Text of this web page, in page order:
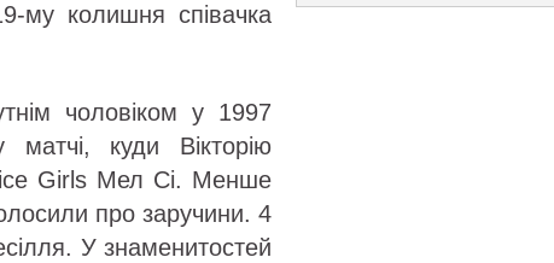
му колишня співачка
чоловіком у 1997
куди Вікторію
Girls Мел Сі. Менше
про заручини. 4
У знаменитостей